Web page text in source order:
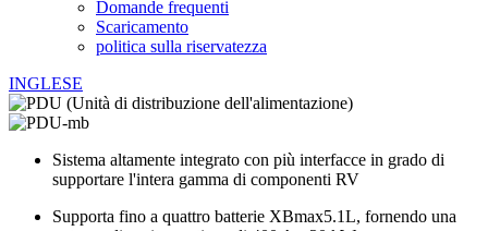
Domande frequenti
Scaricamento
politica sulla riservatezza
INGLESE
Sistema altamente integrato con più interfacce in grado di
supportare l'intera gamma di componenti RV
Supporta fino a quattro batterie XBmax5.1L, fornendo una